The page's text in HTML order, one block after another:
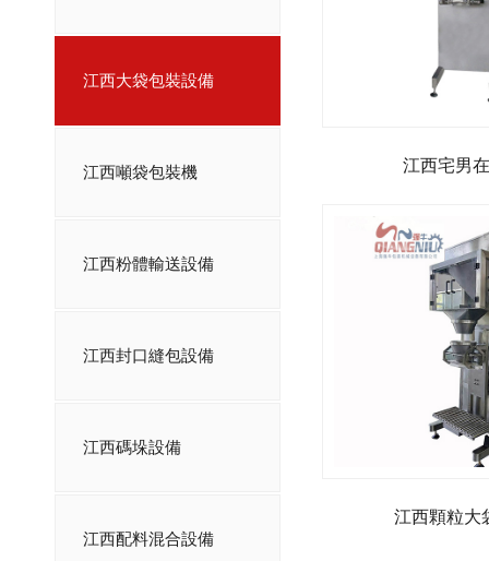
江西大袋包裝設備
江西噸袋包裝機
江西粉體輸送設備
江西封口縫包設備
江西碼垛設備
江西配料混合設備
江西宅男
江西顆粒大